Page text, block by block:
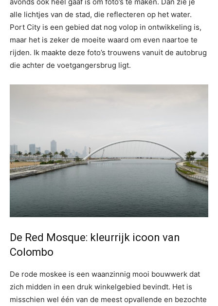
alle lichtjes van de stad, die reflecteren op het water.
Port City is een gebied dat nog volop in ontwikkeling is,
maar het is zeker de moeite waard om even naartoe te
rijden. Ik maakte deze foto’s trouwens vanuit de autobrug
die achter de voetgangersbrug ligt.
De Red Mosque: kleurrijk icoon van
Colombo
De rode moskee is een waanzinnig mooi bouwwerk dat
zich midden in een druk winkelgebied bevindt. Het is
misschien wel één van de meest opvallende en bezochte